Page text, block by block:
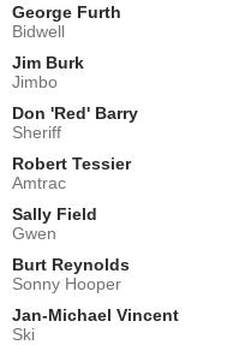
George Furth
Bidwell
Jim Burk
Jimbo
Don 'Red' Barry
Sheriff
Robert Tessier
Amtrac
Sally Field
Gwen
Burt Reynolds
Sonny Hooper
Jan-Michael Vincent
Ski